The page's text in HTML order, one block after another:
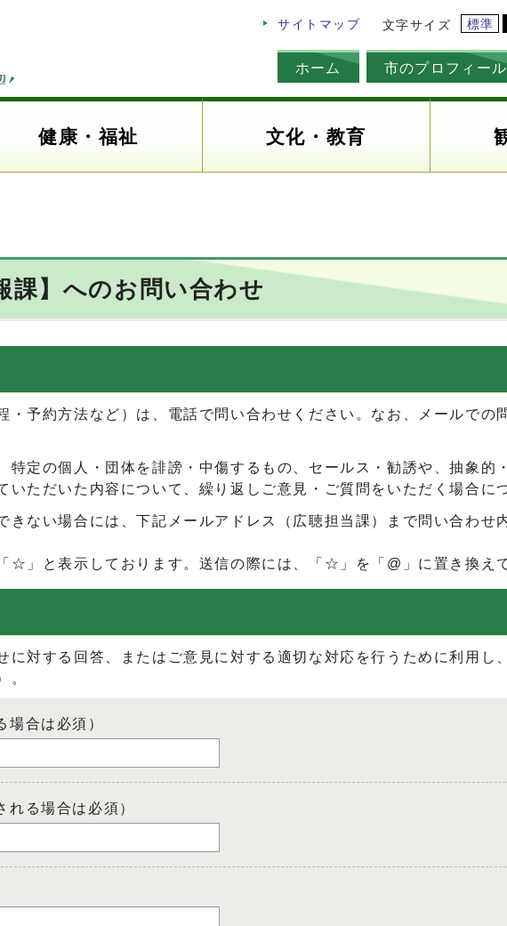
サイトマップ 文字サイズ 標準
ホーム 市のプロフィール
健康・福祉 文化・教育
課】へのお問い合わせ
・予約方法など）は、電話で問い合わせください。なお、メールでの
特定の個人・団体を誹謗・中傷するもの、セールス・勧誘や、抽象
いただいた内容について、繰り返しご意見・ご質問をいただく場合に
きない場合には、下記メールアドレス（広聴担当課）まで問い合わせ
☆」と表示しております。送信の際には、「☆」を「@」に置き換え
に対する回答、またはご意見に対する適切な対応を行うために利用
。
合は必須）
る場合は必須）